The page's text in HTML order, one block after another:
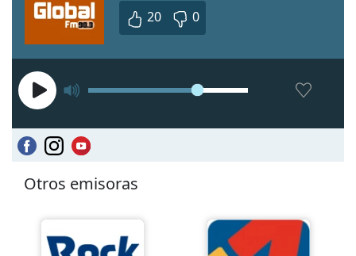
20 0
Otros emisoras